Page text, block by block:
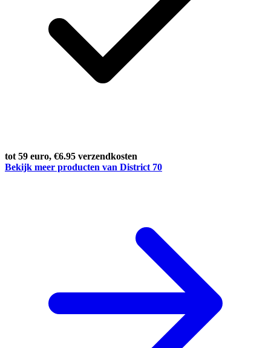
tot 59 euro, €6.95 verzendkosten
Bekijk meer producten van District 70